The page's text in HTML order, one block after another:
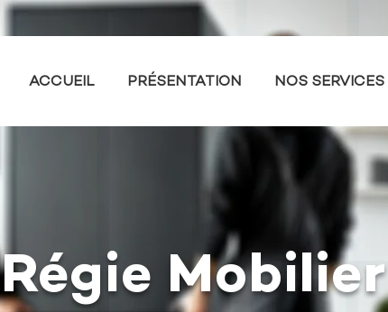
ACCUEIL PRÉSENTATION NOS SERVICES
Régie Mobilier